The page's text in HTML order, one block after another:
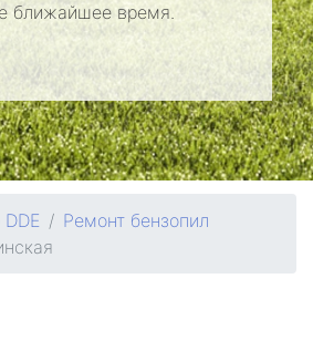
ближайшее время.
Ремонт бензопил